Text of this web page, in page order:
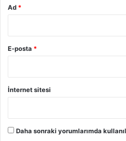
Ad *
E-posta *
İnternet sitesi
Daha sonraki yorumlarımda